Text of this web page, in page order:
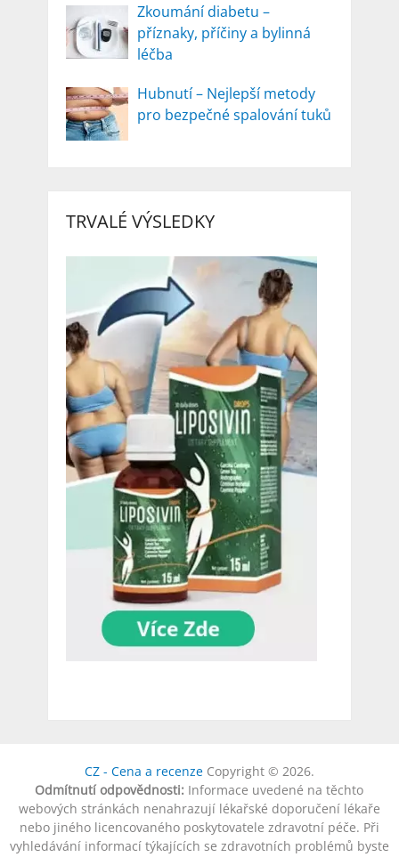
Zkoumání diabetu –
příznaky, příčiny a bylinná
léčba
Hubnutí – Nejlepší metody
pro bezpečné spalování tuků
TRVALÉ VÝSLEDKY
CZ - Cena a recenzeCopyright © 2026.
Odmítnutí odpovědnosti: Informace uvedené na těchto
webových stránkách nenahrazují lékařské doporučení lékaře
nebo jiného licencovaného poskytovatele zdravotní péče. Při
vyhledávání informací týkajících se zdravotních problémů byste